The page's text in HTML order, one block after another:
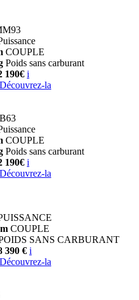
COUPLE
Poids sans carburant
190€ i
Découvrez-la
COUPLE
Poids sans carburant
190€ i
Découvrez-la
COUPLE
SANS CARBURANT
390 € i
Découvrez-la